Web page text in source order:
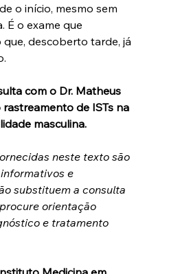
o início, mesmo sem
É o exame que
descoberto tarde, já
com o Dr. Matheus
de ISTs na
masculina.
neste texto são
e
substituem a consulta
orientação
e tratamento